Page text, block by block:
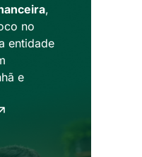
,
no
entidade
e